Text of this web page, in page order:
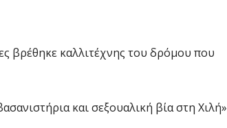
βρέθηκε καλλιτέχνης του δρόμου που
και σεξουαλική βία στη Χιλή»